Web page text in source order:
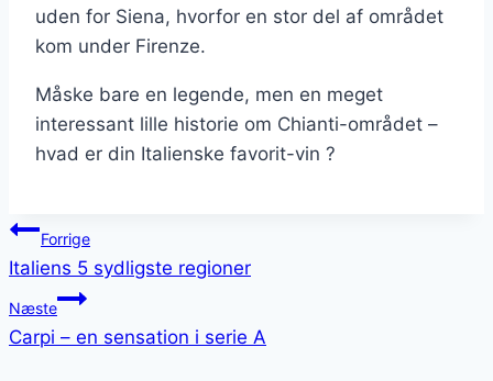
uden for Siena, hvorfor en stor del af området
kom under Firenze.
Måske bare en legende, men en meget
interessant lille historie om Chianti-området –
hvad er din Italienske favorit-vin ?
Indlægsnavigation
Forrige
Italiens 5 sydligste regioner
Næste
Carpi – en sensation i serie A